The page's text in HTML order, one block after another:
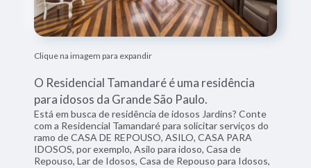
Clique na imagem para expandir
O Residencial Tamandaré é uma residência
para idosos da Grande São Paulo.
Está em busca de residência de idosos Jardins? Conte
com a Residencial Tamandaré para solicitar serviços do
ramo de CASA DE REPOUSO, ASILO, CASA PARA
IDOSOS, por exemplo, Asilo para idoso, Casa de
Repouso, Lar de Idosos, Casa de Repouso para Idosos,